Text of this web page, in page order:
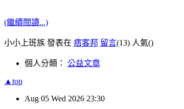
(繼續閱讀...)
小小上班族 發表在 痞客邦 留言(13) 人氣()
個人分類： 公益文章
▲top
Aug 05 Wed 2026 23:30